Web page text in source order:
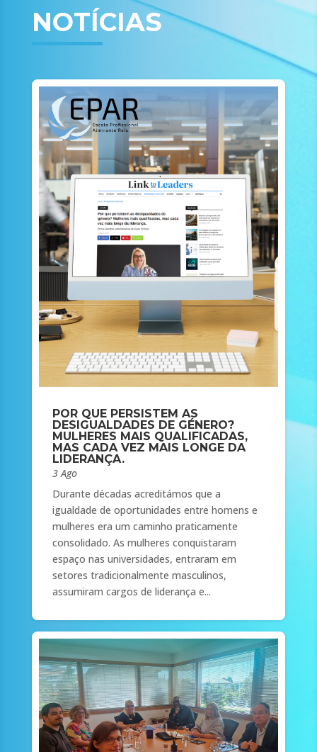
NOTÍCIAS
POR QUE PERSISTEM AS
DESIGUALDADES DE GÉNERO?
MULHERES MAIS QUALIFICADAS,
MAS CADA VEZ MAIS LONGE DA
LIDERANÇA.
3 Ago
Durante décadas acreditámos que a
igualdade de oportunidades entre homens e
mulheres era um caminho praticamente
consolidado. As mulheres conquistaram
espaço nas universidades, entraram em
setores tradicionalmente masculinos,
assumiram cargos de liderança e...